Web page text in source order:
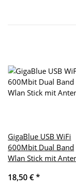
GigaBlue USB WiFi
600Mbit Dual Band
Wlan Stick mit
18,50 €*